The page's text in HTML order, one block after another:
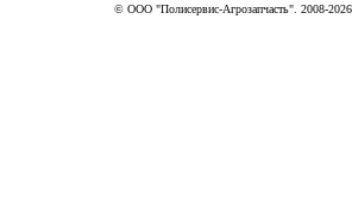
© ООО "Полисервис-Агрозапчасть". 2008-